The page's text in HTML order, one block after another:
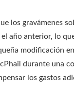
los gravámenes
año anterior, lo
modificación
durante una
los gastos